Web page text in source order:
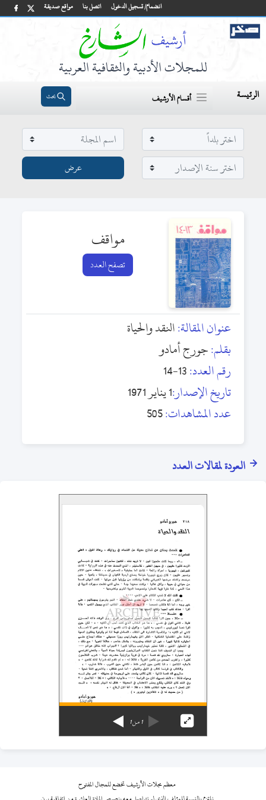
مواقع صديقة اتصل بنا انضمام/ تسجيل الدخول
للمجلات الأدبية والثقافية العربية
الرئيسة أقسام الأرشيف بحث
مواقف
تصفح العدد
عنوان المقالة:النقد والحياة
بقلم:جورج أمادو
رقم العدد:13-14
تاريخ الإصدار:1 يناير 1971
عدد المشاهدات:505
العودة لمقالات العدد
1من1
معظم مجلات الأرشيف تخضع للمجال المفتوح